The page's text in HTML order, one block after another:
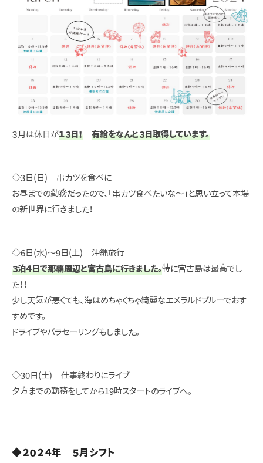
３月は休日が１３日！ 有給をなんと３日取得しています。
◇3日(日) 串カツを食べに
お昼までの勤務だったので、「串カツ食べたいな～」と思い立って本場
の新世界に行きました！
◇6日(水)～9日(土) 沖縄旅行
３泊４日で那覇周辺と宮古島に行きました。特に宮古島は最高でし
た！！
少し天気が悪くても、海はめちゃくちゃ綺麗なエメラルドブルーでおす
すめです。
ドライブやパラセーリングもしました。
◇30日(土) 仕事終わりにライブ
夕方までの勤務をしてから19時スタートのライブへ。
◆２０２４年 ５月シフト